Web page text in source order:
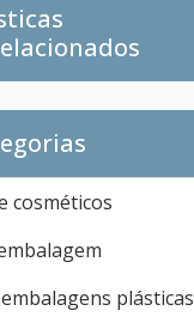
cosméticos
plásticas